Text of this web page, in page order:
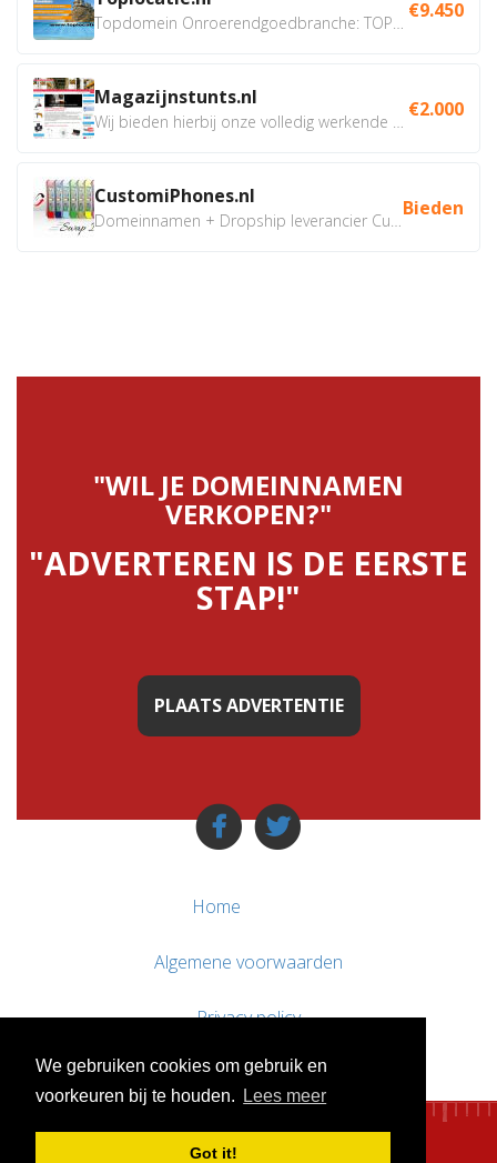
We gebruiken cookies om gebruik en
voorkeuren bij te houden.
Lees meer
Got it!
€9.450
Magazijnstunts.nl €2.000
CustomiPhones.nl Bieden
"WIL JE DOMEINNAMEN
VERKOPEN?"
"ADVERTEREN IS DE EERSTE
STAP!"
PLAATS ADVERTENTIE
Home
Algemene voorwaarden
Privacy policy
Contact / Support